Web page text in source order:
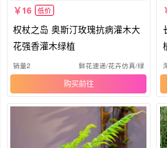
16 低价
权杖之岛 奥斯汀玫瑰抗病灌木大
花强香灌木绿植
销量2 鲜花速递/花卉仿真/绿植园艺
购买